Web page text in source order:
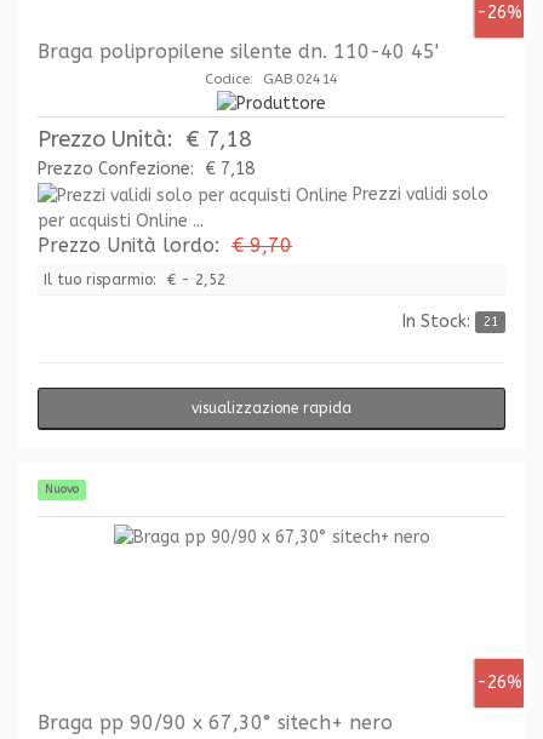
-26%
Braga polipropilene silente dn. 110-40 45'
Codice: GAB.02414
Prezzo Unità: € 7,18
Prezzo Confezione:
€ 7,18
Prezzi validi solo
per acquisti Online ...
Prezzo Unità lordo: € 9,70
Il tuo risparmio: € - 2,52
In Stock: 21
visualizzazione rapida
Nuovo
-26%
Braga pp 90/90 x 67,30° sitech+ nero